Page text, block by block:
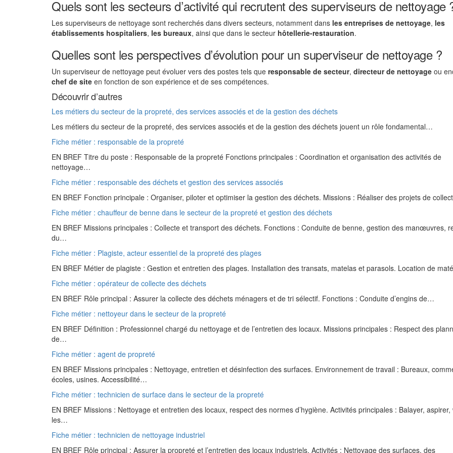
Quels sont les secteurs d’activité qui recrutent des superviseurs de nettoyage
Les superviseurs de nettoyage sont recherchés dans divers secteurs, notamment dans les entreprises de nettoyage, les
établissements hospitaliers, les bureaux, ainsi que dans le secteur hôtellerie-restauration.
Quelles sont les perspectives d’évolution pour un superviseur de nettoyage ?
Un superviseur de nettoyage peut évoluer vers des postes tels que responsable de secteur, directeur de nettoyage ou
chef de site en fonction de son expérience et de ses compétences.
Découvrir d’autres
Les métiers du secteur de la propreté, des services associés et de la gestion des déchets
Les métiers du secteur de la propreté, des services associés et de la gestion des déchets jouent un rôle fondamental…
Fiche métier : responsable de la propreté
EN BREF Titre du poste : Responsable de la propreté Fonctions principales : Coordination et organisation des activités de
nettoyage…
Fiche métier : responsable des déchets et gestion des services associés
EN BREF Fonction principale : Organiser, piloter et optimiser la gestion des déchets. Missions : Réaliser des projets de
Fiche métier : chauffeur de benne dans le secteur de la propreté et gestion des déchets
EN BREF Missions principales : Collecte et transport des déchets. Fonctions : Conduite de benne, gestion des manœuvres,
du…
Fiche métier : Plagiste, acteur essentiel de la propreté des plages
EN BREF Métier de plagiste : Gestion et entretien des plages. Installation des transats, matelas et parasols. Location de
Fiche métier : opérateur de collecte des déchets
EN BREF Rôle principal : Assurer la collecte des déchets ménagers et de tri sélectif. Fonctions : Conduite d’engins de…
Fiche métier : nettoyeur dans le secteur de la propreté
EN BREF Définition : Professionnel chargé du nettoyage et de l’entretien des locaux. Missions principales : Respect des
de…
Fiche métier : agent de propreté
EN BREF Missions principales : Nettoyage, entretien et désinfection des surfaces. Environnement de travail : Bureaux,
écoles, usines. Accessibilité…
Fiche métier : technicien de surface dans le secteur de la propreté
EN BREF Missions : Nettoyage et entretien des locaux, respect des normes d’hygiène. Activités principales : Balayer, aspirer,
les…
Fiche métier : technicien de nettoyage industriel
EN BREF Rôle principal : Assurer la propreté et l’entretien des locaux industriels. Activités : Nettoyage des surfaces, des